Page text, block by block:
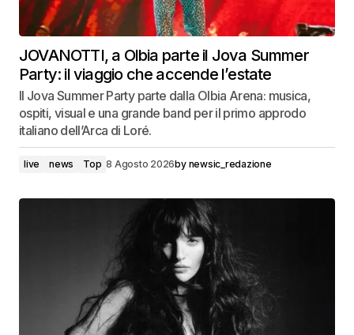
JOVANOTTI, a Olbia parte il Jova Summer
Party: il viaggio che accende l’estate
Il Jova Summer Party parte dalla Olbia Arena: musica,
ospiti, visual e una grande band per il primo approdo
italiano dell’Arca di Loré.
live news Top 8 Agosto 2026by newsic_redazione